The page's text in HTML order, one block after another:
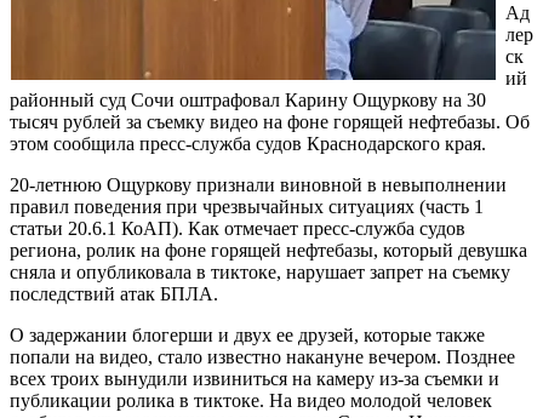
Ад
лер
ск
ий
районный суд Сочи оштрафовал Карину Ощуркову на 30
тысяч рублей за съемку видео на фоне горящей нефтебазы. Об
этом сообщила пресс-служба судов Краснодарского края.
20-летнюю Ощуркову признали виновной в невыполнении
правил поведения при чрезвычайных ситуациях (часть 1
статьи 20.6.1 КоАП). Как отмечает пресс-служба судов
региона, ролик на фоне горящей нефтебазы, который девушка
сняла и опубликовала в тиктоке, нарушает запрет на съемку
последствий атак БПЛА.
О задержании блогерши и двух ее друзей, которые также
попали на видео, стало известно накануне вечером. Позднее
всех троих вынудили извиниться на камеру из-за съемки и
публикации ролика в тиктоке. На видео молодой человек